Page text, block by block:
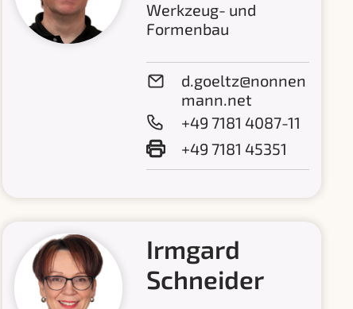
Werkzeug- und
Formenbau
d.goeltz@nonnen
mann.net
+49 7181 4087-11
+49 7181 45351
Irmgard
Schneider